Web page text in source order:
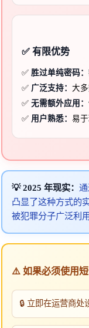
✅ 有限优势
✅ 胜过单纯密码：
✅ 广泛支持： 大
✅ 无需额外应用：
✅ 用户熟悉： 易
💡 2025 年现实：
凸显了这种方式的
被犯罪分子广泛利用
⚠️ 如果必须使用短
🔒 立即在运营商处